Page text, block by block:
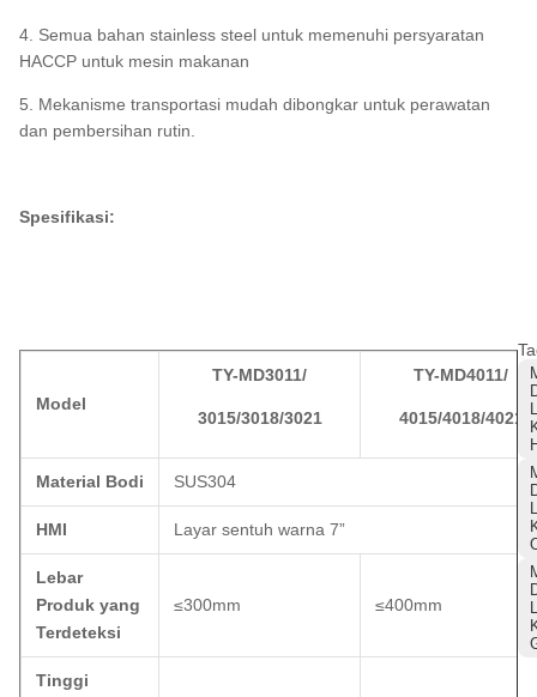
4. Semua bahan stainless steel untuk memenuhi persyaratan
HACCP untuk mesin makanan
5. Mekanisme transportasi mudah dibongkar untuk perawatan
dan pembersihan rutin.
Spesifikasi:
Model
TY-MD3011/
3015/3018/3021
TY-MD4011/
4015/4018/4021
Material Bodi SUS304
HMI Layar sentuh warna 7”
Lebar
Produk yang
Terdeteksi
≤300mm ≤400mm
Tinggi